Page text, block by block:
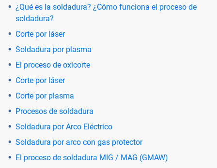
¿Qué es la soldadura? ¿Cómo funciona el proceso de
soldadura?
Corte por láser
Soldadura por plasma
El proceso de oxicorte
Corte por láser
Corte por plasma
Procesos de soldadura
Soldadura por Arco Eléctrico
Soldadura por arco con gas protector
El proceso de soldadura MIG / MAG (GMAW)